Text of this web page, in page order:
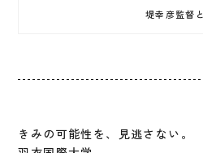
堤幸彦監督と
きみの可能性を、見逃さない。